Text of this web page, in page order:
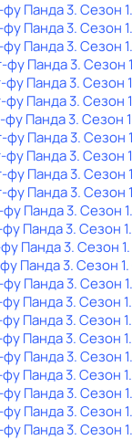
фу Панда 3. Сезон 1
фу Панда 3. Сезон 1
фу Панда 3. Сезон 1
фу Панда 3. Сезон 1
фу Панда 3. Сезон 1
фу Панда 3. Сезон 1
фу Панда 3. Сезон 1
фу Панда 3. Сезон 1
фу Панда 3. Сезон 1
фу Панда 3. Сезон 1
фу Панда 3. Сезон 1
фу Панда 3. Сезон 1
фу Панда 3. Сезон 1
Панда 3. Сезон 1
Панда 3. Сезон 1
фу Панда 3. Сезон 1
фу Панда 3. Сезон 1
фу Панда 3. Сезон 1
фу Панда 3. Сезон 1
фу Панда 3. Сезон 1
фу Панда 3. Сезон 1
фу Панда 3. Сезон 1
фу Панда 3. Сезон 1
фу Панда 3. Сезон 1